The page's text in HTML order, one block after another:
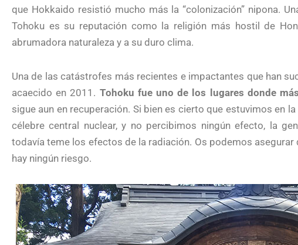
que Hokkaido resistió mucho más la “colonización” nipona.
Tohoku es su reputación como la religión más hostil de
abrumadora naturaleza y a su duro clima.
Una de las catástrofes más recientes e impactantes que han
acaecido en 2011. Tohoku fue uno de los lugares donde
sigue aun en recuperación. Si bien es cierto que estuvimos en
célebre central nuclear, y no percibimos ningún efecto, la
todavía teme los efectos de la radiación. Os podemos asegurar
hay ningún riesgo.